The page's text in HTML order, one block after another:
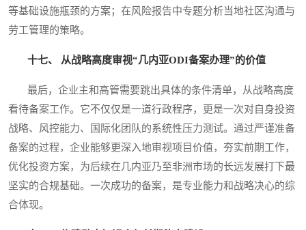
等基础设施瓶颈的方案；在风险报告中专题分析当地社区沟通与
劳工管理的策略。
十七、 从战略高度审视“几内亚ODI备案办理”的价值
最后，企业主和高管需要跳出具体的条件清单，从战略高度
看待备案工作。它不仅仅是一道行政程序，更是一次对自身投资
战略、风控能力、国际化团队的系统性压力测试。通过严谨准备
备案的过程，企业能够更深入地审视项目价值，夯实前期工作，
优化投资方案，为后续在几内亚乃至非洲市场的长远发展打下最
坚实的合规基础。一次成功的备案，是专业能力和战略决心的综
合体现。